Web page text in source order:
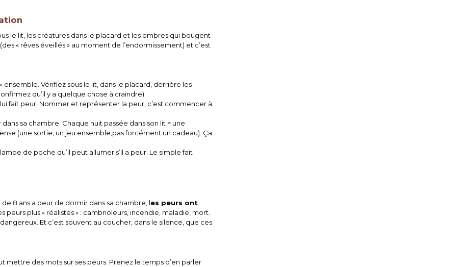
le lit, les créatures dans le placard et les ombres qui bougent
« rêves éveillés » au moment de l’endormissement) et c’est
ensemble. Vérifiez sous le lit, dans le placard, derrière les
qu’il y a quelque chose à craindre).
fait peur. Nommer et représenter la peur, c’est commencer à
sa chambre. Chaque nuit passée dans son lit = une
(une sortie, un jeu ensemble,pas forcément un cadeau). Ça
de poche qu’il peut allumer s’il a peur. Le simple fait
8 ans a peur de dormir dans sa chambre, les peurs ont
peurs plus « réalistes » : cambrioleurs, incendie, maladie, mort.
Et c’est souvent au coucher, dans le silence, que ces
mettre des mots sur ses peurs. Prenez le temps d’en parler